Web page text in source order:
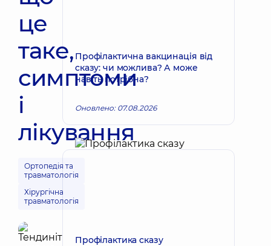
це
таке,
симптоми
і
лікування
Ортопедія та
травматологія
Хірургічна
травматологія
Профілактична вакцинація від
сказу: чи можлива? А може
навіть потрібна?
Оновлено: 07.08.2026
Профілактика сказу